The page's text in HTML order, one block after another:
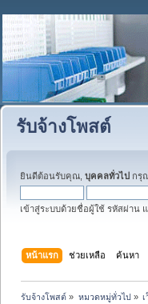
รับจ้างโพสต์
ยินดีต้อนรับคุณ, บุคคลทั่วไป กรุ
เข้าสู่ระบบด้วยชื่อผู้ใช้ รหัสผ่าน
หน้าแรก ช่วยเหลือ ค้นหา
รับจ้างโพสต์ » หมวดหมู่ทั่วไป»